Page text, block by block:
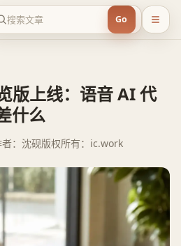
Go
版上线：语音 AI 代
什么
：沈砚版权所有：ic.work